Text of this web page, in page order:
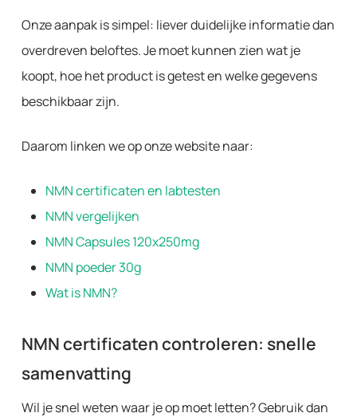
Onze aanpak is simpel: liever duidelijke informatie dan
overdreven beloftes. Je moet kunnen zien wat je
koopt, hoe het product is getest en welke gegevens
beschikbaar zijn.
Daarom linken we op onze website naar:
NMN certificaten en labtesten
NMN vergelijken
NMN Capsules 120x250mg
NMN poeder 30g
Wat is NMN?
NMN certificaten controleren: snelle
samenvatting
Wil je snel weten waar je op moet letten? Gebruik dan